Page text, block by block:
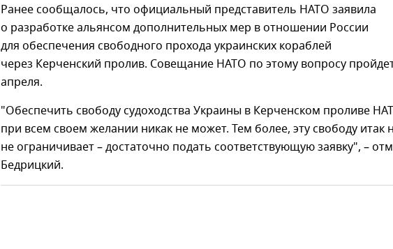
Ранее сообщалось, что официальный представитель НАТО заявила
о разработке альянсом дополнительных мер в отношении России
для обеспечения свободного прохода украинских кораблей
через Керченский пролив. Совещание НАТО по этому вопросу
апреля.
"Обеспечить свободу судоходства Украины в Керченском проливе
при всем своем желании никак не может. Тем более, эту свободу итак
не ограничивает – достаточно подать соответствующую заявку", –
Бедрицкий.